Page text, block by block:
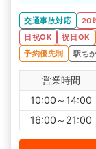
交通事故対応 20
日祝OK
祝日OK
予約優先制
駅ちか
営業時間
10:00～14:00
16:00～21:00